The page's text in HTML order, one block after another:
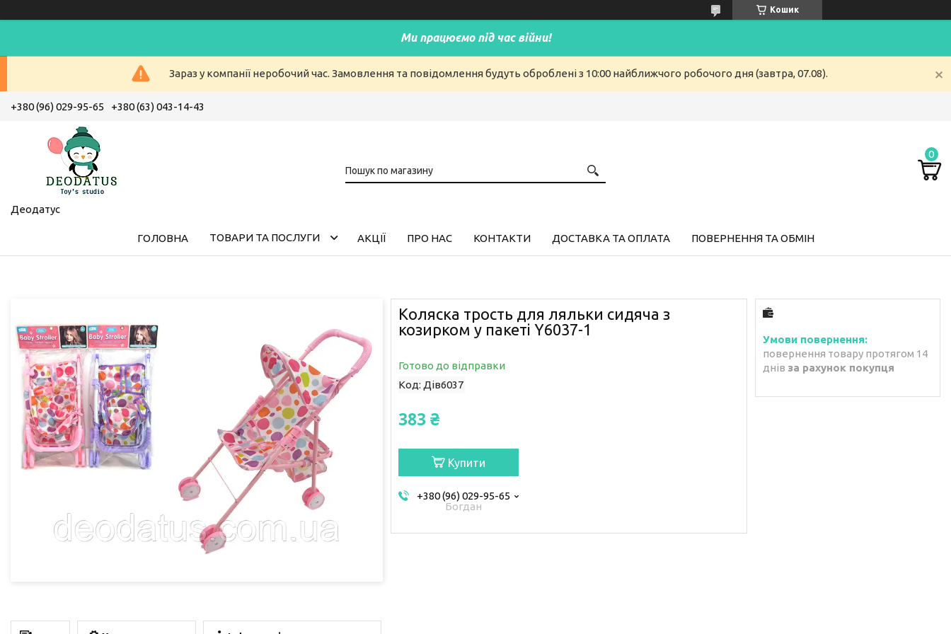
Кошик
Ми працюємо під час війни!
Зараз у компанії неробочий час. Замовлення та повідомлення будуть оброблені з 10:00 найближчого робочого дня (завтра, 07.08).
+380 (96) 029-95-65 +380 (63) 043-14-43
Деодатус
ГОЛОВНА ТОВАРИ ТА ПОСЛУГИ АКЦІЇ ПРО НАС КОНТАКТИ ДОСТАВКА ТА ОПЛАТА ПОВЕРНЕННЯ ТА ОБМІН
Коляска трость для ляльки сидяча з
козирком у пакеті Y6037-1
Готово до відправки
Код: Дів6037
383 ₴
Купити
+380 (96) 029-95-65
Богдан
повернення товару протягом 14
днів за рахунок покупця